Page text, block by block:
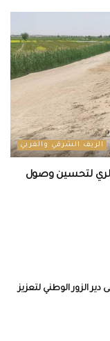
الريف الشرقي والغربي
الري لتحسين وصول
الزور الوطني لتعزيز